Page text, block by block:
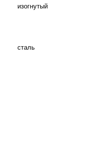
изогнутый
сталь